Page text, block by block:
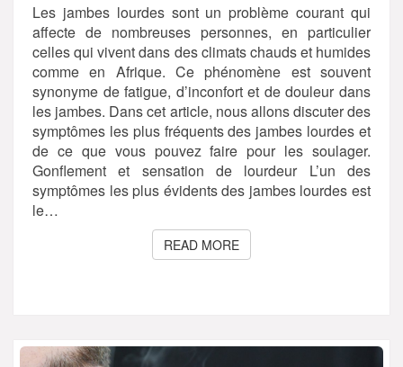
Les jambes lourdes sont un problème courant qui
affecte de nombreuses personnes, en particulier
celles qui vivent dans des climats chauds et humides
comme en Afrique. Ce phénomène est souvent
synonyme de fatigue, d’inconfort et de douleur dans
les jambes. Dans cet article, nous allons discuter des
symptômes les plus fréquents des jambes lourdes et
de ce que vous pouvez faire pour les soulager.
Gonflement et sensation de lourdeur L’un des
symptômes les plus évidents des jambes lourdes est
le…
READ MOREREAD MORE